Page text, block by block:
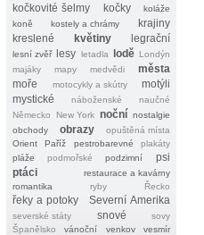
kočkovité šelmy
kočky
koláže
koně
kostely a chrámy
krajiny
kreslené
květiny legrační
lesní zvěř lesy letadla lodě Londýn
majáky
mapy medvědi
města
moře
motocykly a skútry
motýli
mystické
náboženské
naučné
Německo
New York noční nostalgie
obchody
obrazy
opuštěná místa
Orient
Paříž pestrobarevné
plakáty
pláže
podmořské podzimní
psi
ptáci
restaurace a kavárny
romantika
ryby Řecko
řeky a potoky Severní Amerika
severské státy snové
sovy
Španělsko
vánoční venkov
vesmír